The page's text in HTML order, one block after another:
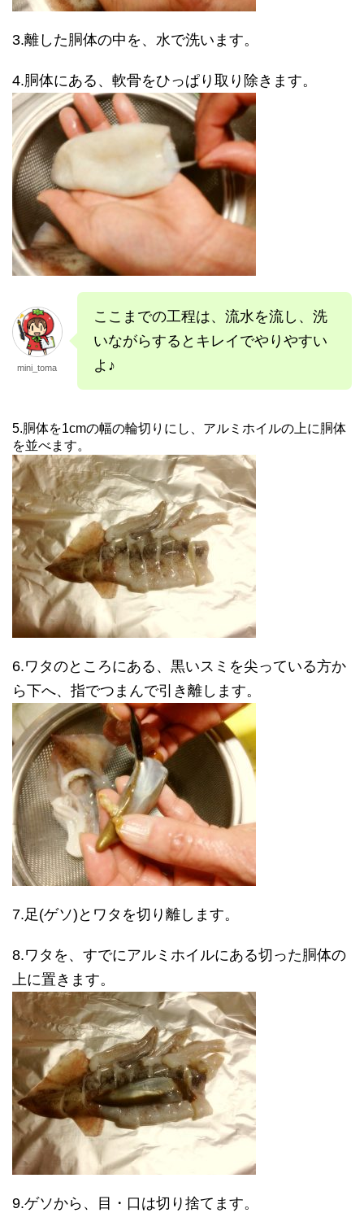
3.離した胴体の中を、水で洗います。
4.胴体にある、軟骨をひっぱり取り除きます。
mini_toma
ここまでの工程は、流水を流し、洗
いながらするとキレイでやりやすい
よ♪
5.胴体を1cmの幅の輪切りにし、アルミホイルの上に胴体
を並べます。
6.ワタのところにある、黒いスミを尖っている方か
ら下へ、指でつまんで引き離します。
7.足(ゲソ)とワタを切り離します。
8.ワタを、すでにアルミホイルにある切った胴体の
上に置きます。
9.ゲソから、目・口は切り捨てます。